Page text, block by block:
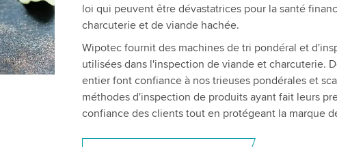
loi qui peuvent être dévastatrices pour la santé
charcuterie et de viande hachée.
Wipotec fournit des machines de tri pondéral et
utilisées dans l'inspection de viande et charcuterie.
entier font confiance à nos trieuses pondérales et
méthodes d'inspection de produits ayant fait leurs
confiance des clients tout en protégeant la marque